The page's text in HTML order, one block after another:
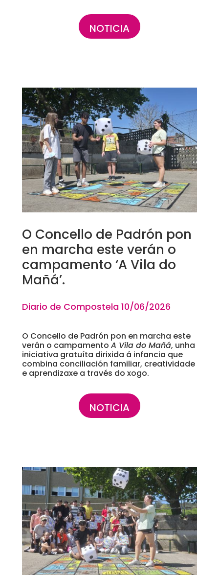
NOTICIA
O Concello de Padrón pon
en marcha este verán o
campamento ‘A Vila do
Mañá’.
Diario de Compostela 10/06/2026
O Concello de Padrón pon en marcha este
verán o campamento A Vila do Mañá, unha
iniciativa gratuíta dirixida á infancia que
combina conciliación familiar, creatividade
e aprendizaxe a través do xogo.
NOTICIA